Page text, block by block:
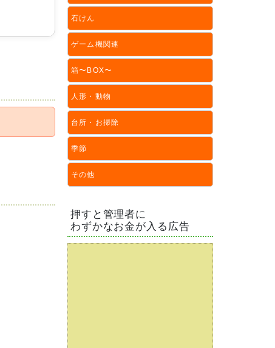
石けん
ゲーム機関連
箱〜BOX〜
人形・動物
台所・お掃除
季節
その他
押すと管理者に
わずかなお金が入る広告